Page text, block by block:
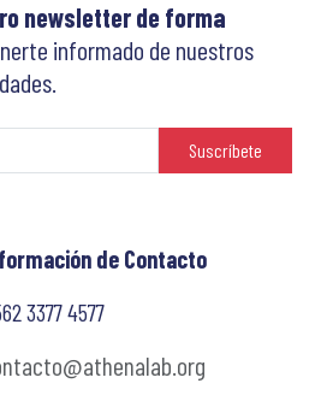
newsletter de forma
informado de nuestros
Suscríbete
de Contacto
3377 4577